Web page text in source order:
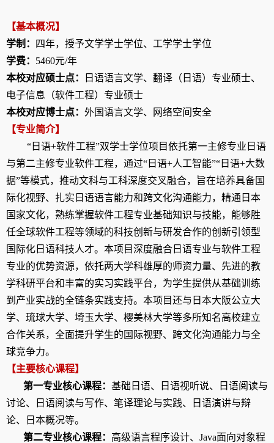
【基本概况】
学制：
四年，授予文学学士学位、工学学士学位
学费： 5460元/年
本校对应硕士点：
日语语言文学、翻译（日语）专业硕士、
电子信息（软件工程）专业硕士
本校对应博士点： 外国语言文学、网络空间安全
【专业简介】
“日语+软件工程”双学士学位项目依托第一主修专业日语
与第二主修专业软件工程，通过“日语+人工智能”“日语+大数
据”等模式，推动文科与工科深度交叉融合，旨在培养具备国
际化视野、扎实日语语言能力和跨文化沟通能力，精通日本
国家文化，熟练掌握软件工程专业基础知识与技能，能够胜
任全球软件工程等领域的科技创新与研发合作的创新引领型
国际化日语科技人才。本项目深度融合日语专业与软件工程
专业的优势资源，依托两大学科雄厚的师资力量、先进的教
学科研平台和丰富的实习实践平台，为学生提供从基础训练
到产业实战的全链条实践支持。本项目还与日本大阪公立大
学、琉球大学、埼玉大学、樱美林大学等多所知名高校建立
合作关系，全面提升学生的国际视野、跨文化沟通能力与全
球竞争力。
【主要核心课程】
第一专业核心课程： 基础日语、日语视听说、日语阅读与
讨论、日语阅读与写作、笔译理论与实践、日语演讲与辩
论、日本概况等。
第二专业核心课程： 高级语言程序设计、 Java面向对象程